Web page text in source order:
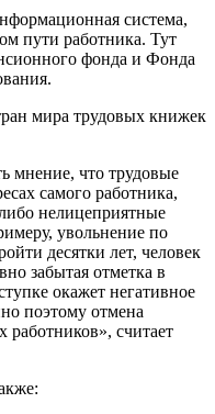
система,
пути работника. Тут
фонда и Фонда
мира трудовых книжек
мнение, что трудовые
самого работника,
нелицеприятные
увольнение по
десятки лет, человек
забытая отметка в
окажет негативное
поэтому отмена
работников», считает